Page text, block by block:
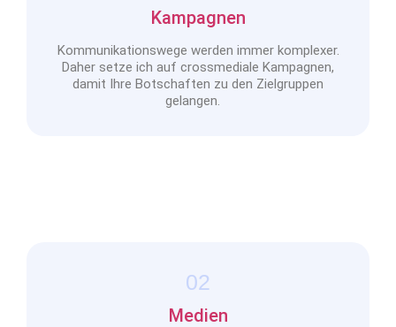
Kampagnen
Kommunikationswege werden immer komplexer.
Daher setze ich auf crossmediale Kampagnen,
damit Ihre Botschaften zu den Zielgruppen
gelangen.
02
Medien